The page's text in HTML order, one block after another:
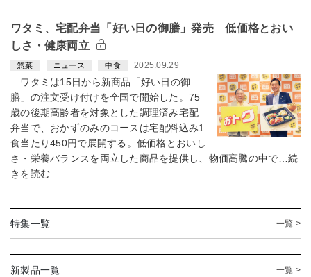
ワタミ、宅配弁当「好い日の御膳」発売 低価格とおい
しさ・健康両立
惣菜 ニュース 中食 2025.09.29
ワタミは15日から新商品「好い日の御
膳」の注文受け付けを全国で開始した。75
歳の後期高齢者を対象とした調理済み宅配
弁当で、おかずのみのコースは宅配料込み1
食当たり450円で展開する。低価格とおいし
さ・栄養バランスを両立した商品を提供し、物価高騰の中で…続
きを読む
特集一覧 一覧 >
新製品一覧 一覧 >